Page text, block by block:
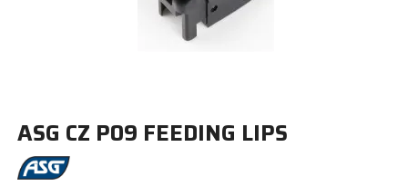
ASG CZ P09 FEEDING LIPS